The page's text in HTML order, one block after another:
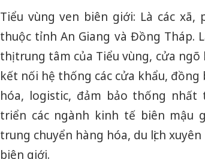
Tiểu vùng ven biên giới: Là các
thuộc tỉnh An Giang và Đồng Tháp.
thị trung tâm của Tiểu vùng, cửa
kết nối hệ thống các cửa khẩu,
hóa, logistic, đảm bảo thống
triển các ngành kinh tế biên mậu
trung chuyển hàng hóa, du lịch
biên giới.